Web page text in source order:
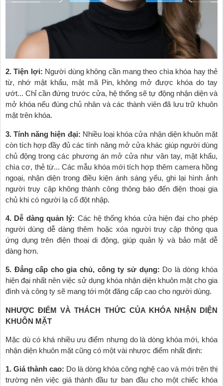
2. Tiện lợi: Người dùng không cần mang theo chìa khóa hay thẻ
từ, nhớ mật khẩu, mật mã Pin, không mở được khóa do tay
ướt... Chỉ cần đứng trước cửa, hệ thống sẽ tự động nhận diện và
mở khóa nếu đúng chủ nhân và các thành viên đã lưu trữ khuôn
mặt trên khóa.
3. Tính năng hiện đại: Nhiều loại khóa cửa nhận diện khuôn mặt
còn tích hợp đầy đủ các tính năng mở cửa khác giúp người dùng
chủ động trong các phương án mở cửa như vân tay, mật khẩu,
chìa cơ, thẻ từ... Các mẫu khóa mới tích hợp thêm camera hồng
ngoại, nhận diện trong điều kiện ánh sáng yếu, ghi lại hình ảnh
người truy cập không thành công thông báo đến điện thoại gia
chủ khi có người lạ cố đột nhập.
4. Dễ dàng quản lý: Các hệ thống khóa cửa hiện đại cho phép
người dùng dễ dàng thêm hoặc xóa người truy cập thông qua
ứng dụng trên điện thoại di động, giúp quản lý và bảo mật dễ
dàng hơn.
5. Đẳng cấp cho gia chủ, công ty sử dụng: Do là dòng khóa
hiện đại nhất nên việc sử dụng khóa nhận diện khuôn mặt cho gia
đình và công ty sẽ mang tới một đăng cấp cao cho người dùng.
NHƯỢC ĐIỂM VÀ THÁCH THỨC CỦA KHÓA NHẬN DIỆN
KHUÔN MẶT
Mặc dù có khá nhiều ưu điểm nhưng do là dòng khóa mới, khóa
nhận diện khuôn mặt cũng có một vài nhược điểm nhất định:
1. Giá thành cao: Do là dòng khóa công nghệ cao và mới trên thị
trường nên việc giá thành đầu tư ban đầu cho một chiếc khóa